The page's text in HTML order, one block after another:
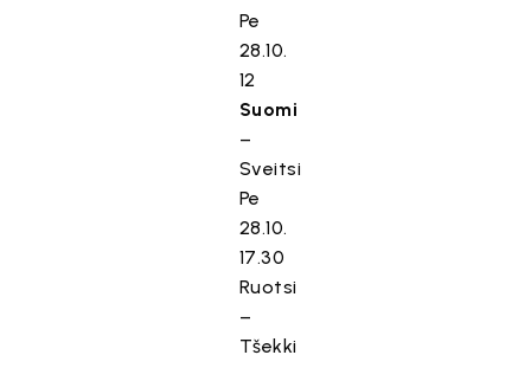
Pe
28.10.
12
Suomi
–
Sveitsi
Pe
28.10.
17.30
Ruotsi
–
Tšekki